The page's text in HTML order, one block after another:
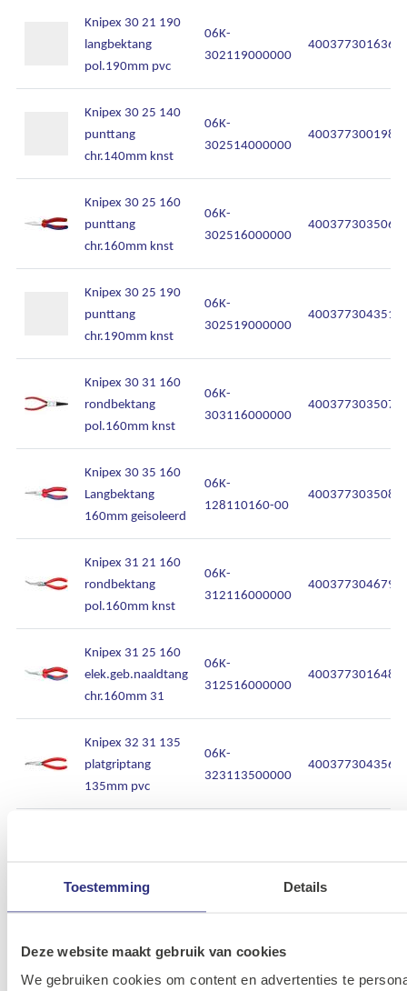
Toestemming Details
Deze website maakt gebruik van cookies
We gebruiken cookies om content en advertenties te
Knipex 30 21 190
langbektang
pol.190mm pvc
06K-
302119000000
4003773016366
Knipex 30 25 140
punttang
chr.140mm knst
06K-
302514000000
4003773001980
Knipex 30 25 160
punttang
chr.160mm knst
06K-
302516000000
4003773035060
Knipex 30 25 190
punttang
chr.190mm knst
06K-
302519000000
4003773043515
Knipex 30 31 160
rondbektang
pol.160mm knst
06K-
303116000000
4003773035077
Knipex 30 35 160
Langbektang
160mm geisoleerd
06K-
128110160-00
4003773035084
Knipex 31 21 160
rondbektang
pol.160mm knst
06K-
312116000000
4003773046790
Knipex 31 25 160
elek.geb.naaldtang
chr.160mm 31
06K-
312516000000
4003773016489
Knipex 32 31 135
platgriptang
135mm pvc
06K-
323113500000
4003773043560
elek.griptang
371112500000